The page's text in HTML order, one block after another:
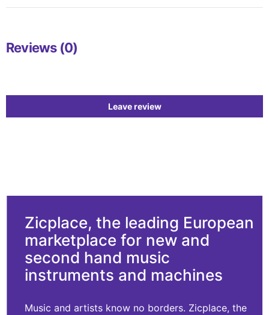
Reviews (0)
Leave review
Zicplace, the leading European
marketplace for new and
second hand music
instruments and machines
Music and artists know no borders. Zicplace, the